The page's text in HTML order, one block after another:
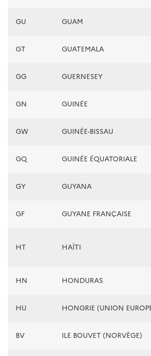
GU GUAM
GT GUATEMALA
GG GUERNESEY
GN GUINÉE
GW GUINÉE-BISSAU
GQ GUINÉE ÉQUATORIALE
GY GUYANA
GF GUYANE FRANÇAISE
HT HAÏTI
HN HONDURAS
HU HONGRIE (UNION
BV ILE BOUVET (NORVÈGE)